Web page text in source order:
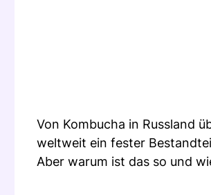
Von Kombucha in Russland
weltweit ein fester
Aber warum ist das so und